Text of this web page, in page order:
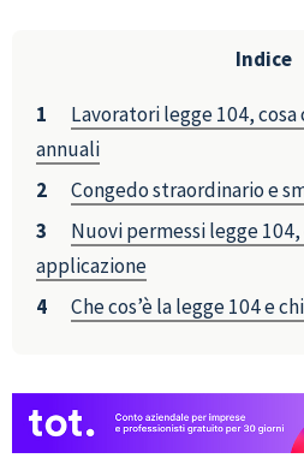
Indice
Lavoratori legge 104,
annuali
Congedo straordinario e
Nuovi permessi legge
applicazione
Che cos’è la legge 104 e